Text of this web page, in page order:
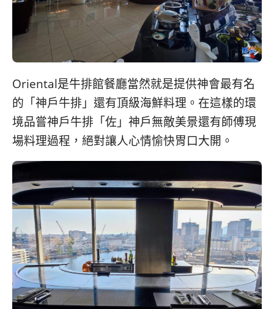
Oriental是牛排館餐廳當然就是提供神會最有名
的「神戶牛排」還有頂級海鮮料理。在這樣的環
境品嘗神戶牛排「佐」神戶無敵美景還有師傅現
場料理過程，絕對讓人心情愉快胃口大開。